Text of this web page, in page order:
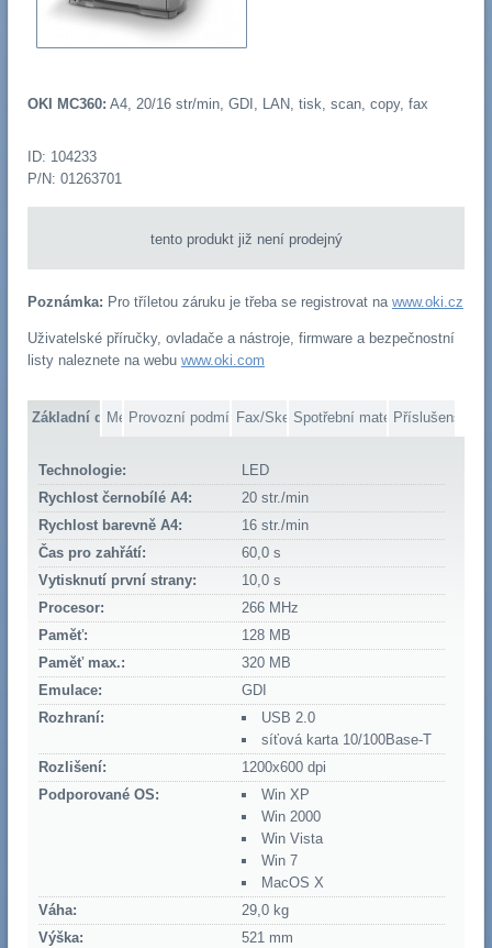
OKI MC360: A4, 20/16 str/min, GDI, LAN, tisk, scan, copy, fax
ID: 104233
P/N: 01263701
tento produkt již není prodejný
Poznámka: Pro tříletou záruku je třeba se registrovat na www.oki.cz
Uživatelské příručky, ovladače a nástroje, firmware a bezpečnostní
listy naleznete na webu www.oki.com
Základní dataMédiaProvozní podmínkyFax/SkenerSpotřební materiálPříslušenství
Technologie:
LED
Rychlost černobílé A4:
20 str./min
Rychlost barevně A4:
16 str./min
Čas pro zahřátí:
60,0 s
Vytisknutí první strany:
10,0 s
Procesor:
266 MHz
Paměť:
128 MB
Paměť max.:
320 MB
Emulace:
GDI
Rozhraní:
USB 2.0
síťová karta 10/100Base-T
Rozlišení:
1200x600 dpi
Podporované OS:
Win XP
Win 2000
Win Vista
Win 7
MacOS X
Váha:
29,0 kg
Výška:
521 mm